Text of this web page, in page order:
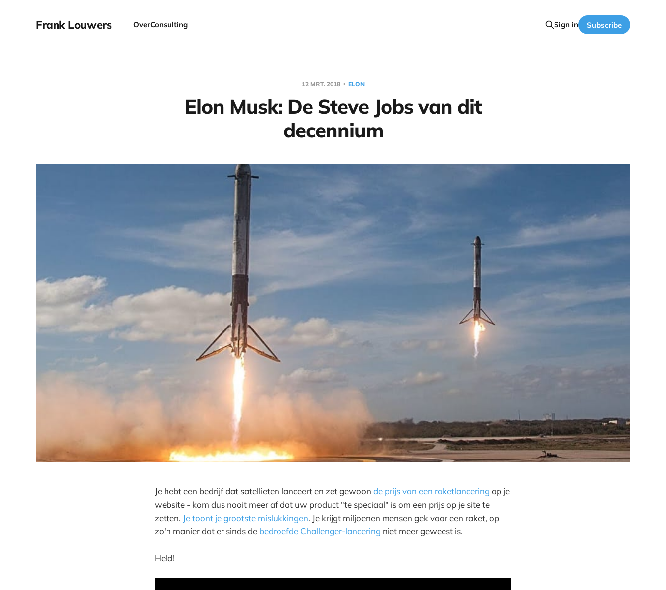
Frank Louwers OverConsulting Sign in Subscribe
12 MRT. 2018 ELON
Elon Musk: De Steve Jobs van dit
decennium
Je hebt een bedrijf dat satellieten lanceert en zet gewoon de prijs van een raketlancering op je
website - kom dus nooit meer af dat uw product "te speciaal" is om een prijs op je site te
zetten. Je toont je grootste mislukkingen. Je krijgt miljoenen mensen gek voor een raket, op
zo'n manier dat er sinds de bedroefde Challenger-lancering niet meer geweest is.
Held!